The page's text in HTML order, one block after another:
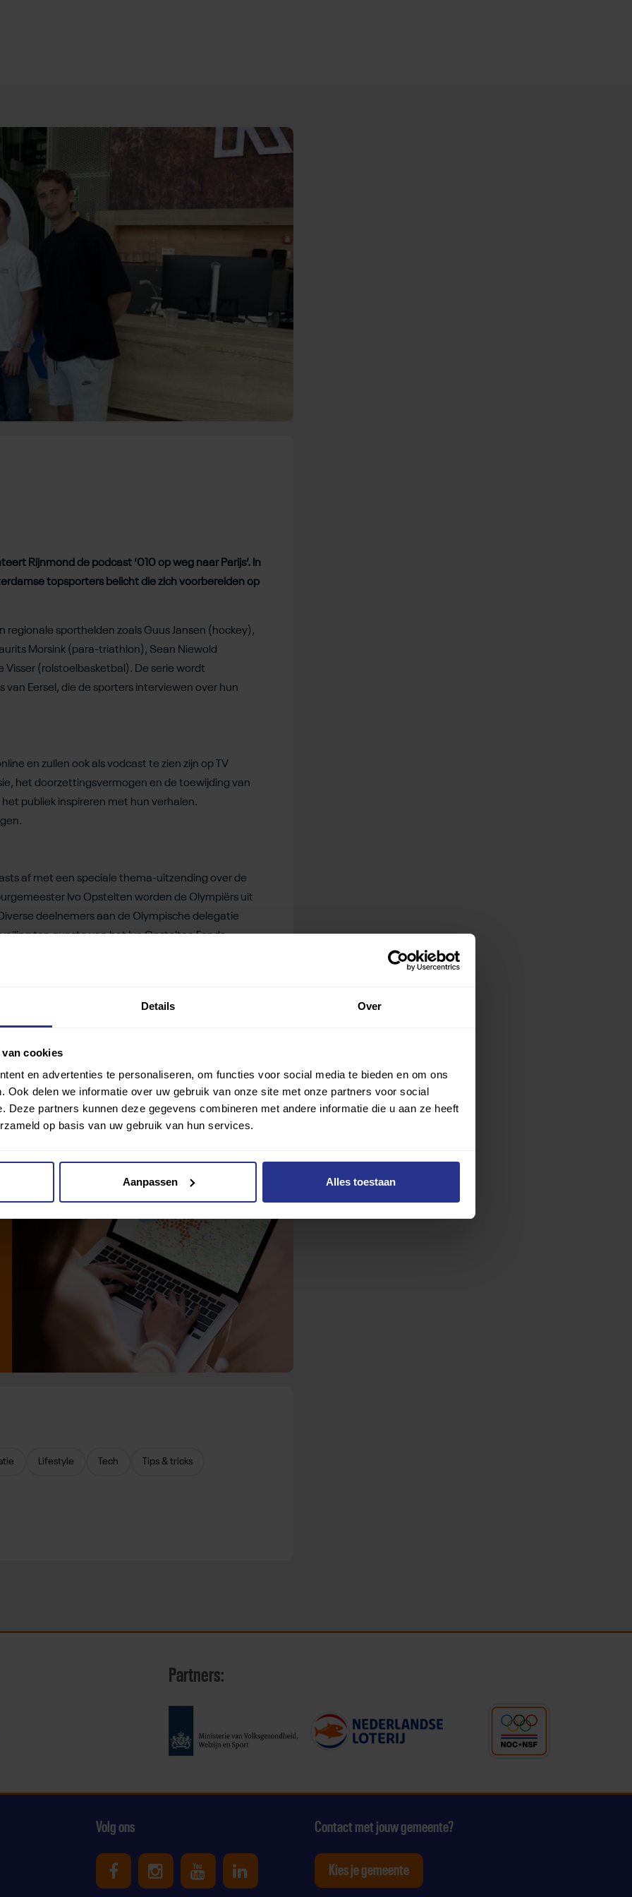
Details Over
cookies
en advertenties te personaliseren, om functies voor social media te bieden en om ons
Ook delen we informatie over uw gebruik van onze site met onze partners voor social
Deze partners kunnen deze gegevens combineren met andere informatie die u aan ze heeft
op basis van uw gebruik van hun services.
Aanpassen Alles toestaan
Rijnmond de podcast ‘010 op weg naar Parijs’. In
topsporters belicht die zich voorbereiden op
regionale sporthelden zoals Guus Jansen (hockey),
Morsink (para-triathlon), Sean Niewold
(rolstoelbasketbal). De serie wordt
Eersel, die de sporters interviewen over hun
en zullen ook als vodcast te zien zijn op TV
het doorzettingsvermogen en de toewijding van
publiek inspireren met hun verhalen.
af met een speciale thema-uitzending over de
Ivo Opstelten worden de Olympiërs uit
deelnemers aan de Olympische delegatie
ten gunste van het Ivo Opstelten Fonds,
worden.
informatie of bekijk en beluister de podcasts op hun
Lifestyle Tech Tips & tricks
Partners:
Volg ons
Uniek Sporten op Facebook
Uniek Sporten op Instagram
Uniek Sporten op Youtube
Uniek Sporten op Linkedin
Contact met jouw gemeente?
Kies je gemeente